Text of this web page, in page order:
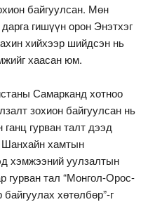
байгуулсан. Мөн
гишүүн орон Энэтхэг
хийхээр шийдсэн нь
хаасан юм.
Самарканд хотноо
зохион байгуулсан нь
гурван талт дээд
Шанхайн хамтын
хэмжээний уулзалтын
гурван тал “Монгол-Орос-
хөтөлбөр”-г